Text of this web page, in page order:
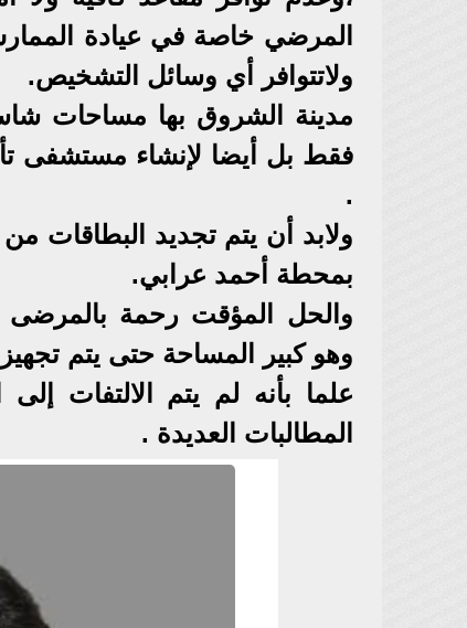
المرضي خاصة في عيادة
ولاتتوافر أي وسائل التشخيص.
مدينة الشروق بها مساحات
فقط بل أيضا لإنشاء مستشفى
.
ولابد أن يتم تجديد البطاقات
بمحطة أحمد عرابي.
والحل المؤقت رحمة بالمرضى
وهو كبير المساحة حتى يتم
علما بأنه لم يتم الالتفات
المطالبات العديدة .